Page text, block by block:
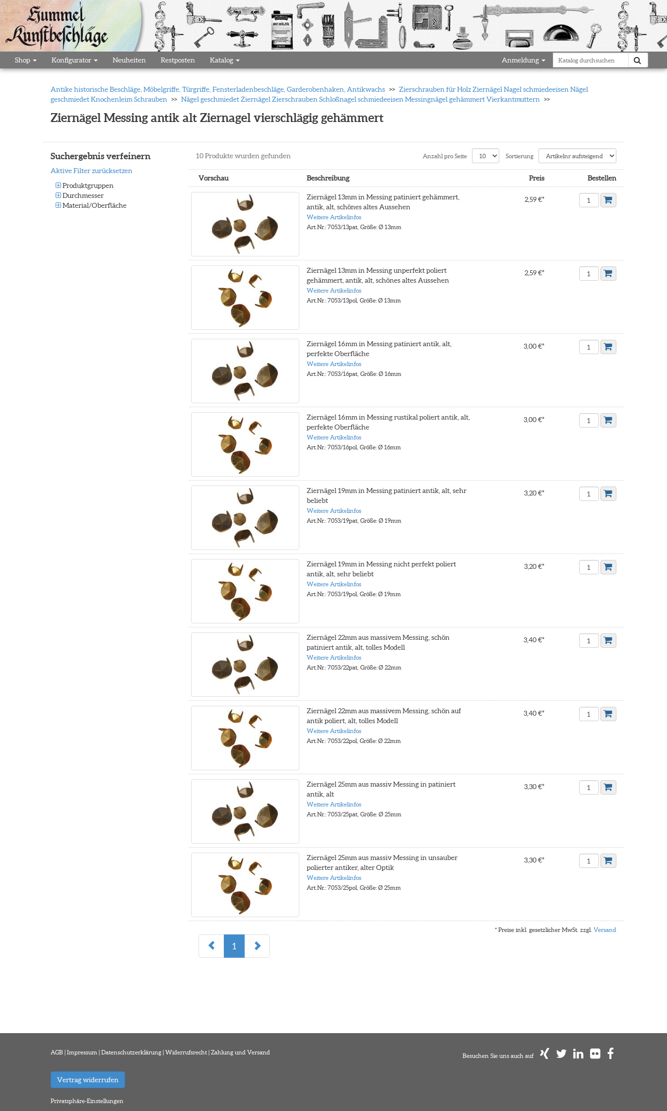
Shop Konfigurator Neuheiten Restposten Katalog Anmeldung
Antike historische Beschläge, Möbelgriffe, Türgriffe, Fensterladenbeschläge, Garderobenhaken, Antikwachs
Zierschrauben für Holz Ziernägel Nagel schmiedeeisen Nägel
geschmiedet Knochenleim Schrauben
Nägel geschmiedet Ziernägel Zierschrauben Schloßnagel schmiedeeisen Messingnägel gehämmert Vierkantmuttern
Ziernägel Messing antik alt Ziernagel vierschlägig gehämmert
Suchergebnis verfeinern
Aktive Filter zurücksetzen
Produktgruppen
Durchmesser
Material/Oberfläche
10Produkte wurden gefunden Anzahl pro Seite Sortierung
Vorschau Beschreibung Preis Bestellen
Ziernägel 13mm in Messing patiniert gehämmert,
antik, alt, schönes altes Aussehen
Weitere Artikelinfos
Art.Nr.: 7053/13pat, Größe: Ø 13mm
2,59 €*
Ziernägel 13mm in Messing unperfekt poliert
gehämmert, antik, alt, schönes altes Aussehen
Weitere Artikelinfos
Art.Nr.: 7053/13pol, Größe: Ø 13mm
2,59 €*
Ziernägel 16mm in Messing patiniert antik, alt,
perfekte Oberfläche
Weitere Artikelinfos
Art.Nr.: 7053/16pat, Größe: Ø 16mm
3,00 €*
Ziernägel 16mm in Messing rustikal poliert antik, alt,
perfekte Oberfläche
Weitere Artikelinfos
Art.Nr.: 7053/16pol, Größe: Ø 16mm
3,00 €*
Ziernägel 19mm in Messing patiniert antik, alt, sehr
beliebt
Weitere Artikelinfos
Art.Nr.: 7053/19pat, Größe: Ø 19mm
3,20 €*
Ziernägel 19mm in Messing nicht perfekt poliert
antik, alt, sehr beliebt
Weitere Artikelinfos
Art.Nr.: 7053/19pol, Größe: Ø 19mm
3,20 €*
Ziernägel 22mm aus massivem Messing, schön
patiniert antik, alt, tolles Modell
Weitere Artikelinfos
Art.Nr.: 7053/22pat, Größe: Ø 22mm
3,40 €*
Ziernägel 22mm aus massivem Messing, schön auf
antik poliert, alt, tolles Modell
Weitere Artikelinfos
Art.Nr.: 7053/22pol, Größe: Ø 22mm
3,40 €*
Ziernägel 25mm aus massiv Messing in patiniert
antik, alt
Weitere Artikelinfos
Art.Nr.: 7053/25pat, Größe: Ø 25mm
3,30 €*
Ziernägel 25mm aus massiv Messing in unsauber
polierter antiker, alter Optik
Weitere Artikelinfos
Art.Nr.: 7053/25pol, Größe: Ø 25mm
3,30 €*
1
* Preise inkl. gesetzlicher MwSt. zzgl. Versand
AGB | Impressum | Datenschutzerklärung | Widerrufsrecht | Zahlung und Versand
Vertrag widerrufen
Privatsphäre-Einstellungen
Besuchen Sie uns auch auf